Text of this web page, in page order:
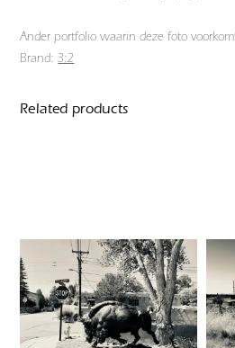
Ander portfolio waarin deze foto
Brand: 3:2
Related products